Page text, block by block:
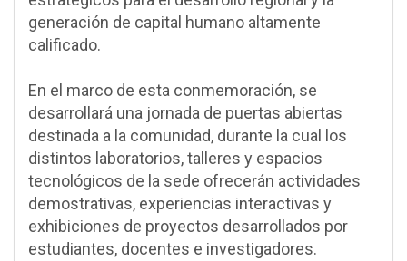
generación de capital humano altamente
calificado.
En el marco de esta conmemoración, se
desarrollará una jornada de puertas abiertas
destinada a la comunidad, durante la cual los
distintos laboratorios, talleres y espacios
tecnológicos de la sede ofrecerán actividades
demostrativas, experiencias interactivas y
exhibiciones de proyectos desarrollados por
estudiantes, docentes e investigadores.